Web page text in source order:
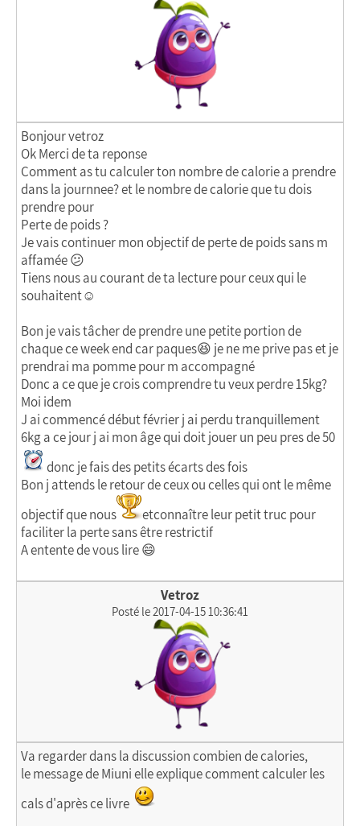
Bonjour vetroz
Ok Merci de ta reponse
Comment as tu calculer ton nombre de calorie a prendre
dans la journnee? et le nombre de calorie que tu dois
prendre pour
Perte de poids ?
Je vais continuer mon objectif de perte de poids sans m
affamée 😕
Tiens nous au courant de ta lecture pour ceux qui le
souhaitent☺
Bon je vais tâcher de prendre une petite portion de
chaque ce week end car paques😆 je ne me prive pas et je
prendrai ma pomme pour m accompagné
Donc a ce que je crois comprendre tu veux perdre 15kg?
Moi idem
J ai commencé début février j ai perdu tranquillement
6kg a ce jour j ai mon âge qui doit jouer un peu pres de 50
donc je fais des petits écarts des fois
Bon j attends le retour de ceux ou celles qui ont le même
objectif que nous
etconnaître leur petit truc pour
faciliter la perte sans être restrictif
A entente de vous lire 😄
Vetroz
Posté le 2017-04-15 10:36:41
Va regarder dans la discussion combien de calories,
le message de Miuni elle explique comment calculer les
cals d'après ce livre